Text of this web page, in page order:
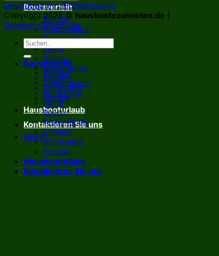
Bootsverleih
Belgien
Deutschland
Frankreich
Irland
Italien
Niederlande
England
Schottland
Kanada
Hausbooturlaub
Kontaktieren Sie uns
HILFE!
Developed by SEOWebDesign
Copyright 2026 © hausbootezumieten.de
Datenschutzrichtlinie
Bootsverleih
Belgien
Deutschland
Frankreich
Irland
Italien
Niederlande
England
Schottland
Kanada
Hausbooturlaub
Kontaktieren Sie uns